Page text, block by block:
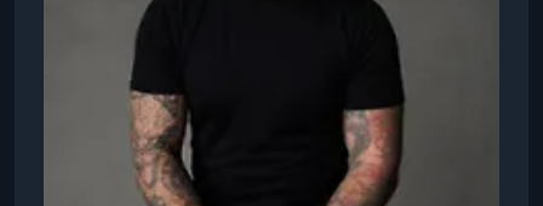
40. Циклы сушки и набора